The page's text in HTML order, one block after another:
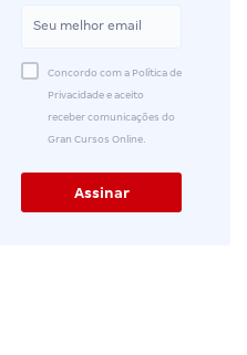
Concordo com a Política de
Privacidade e aceito
receber comunicações do
Gran Cursos Online.